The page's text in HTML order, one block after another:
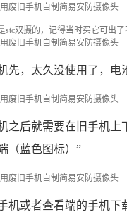
stc双摄的，记得当时买它可出了
先，太久没使用了，电
之后就需要在旧手机上
（蓝色图标）”
机或者查看端的手机下